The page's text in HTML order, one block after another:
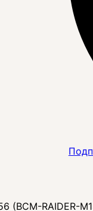
(BCM-RAIDER-